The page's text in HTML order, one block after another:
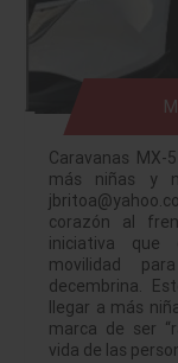
Caravanas MX-
más niñas y
corazón al
iniciativa que
movilidad
decembrina.
llegar a más
marca de ser
vida de las